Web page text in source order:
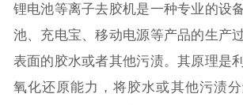
锂电池等离子去胶机是一种专业的设
池、充电宝、移动电源等产品的生产
表面的胶水或者其他污渍。其原理是
氧化还原能力，将胶水或其他污渍